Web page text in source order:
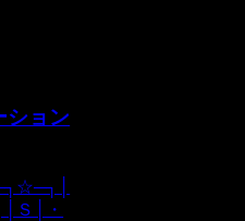
ション
Ｓ│・